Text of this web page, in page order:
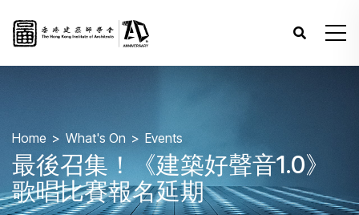
Home What's On Events
最後召集！《建築好聲音1.0》
歌唱比賽報名延期